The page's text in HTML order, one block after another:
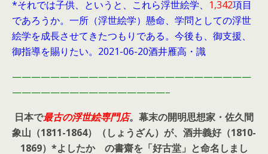
*それでは子供、というと、これら浮世絵学、 1,342項目
であろうか。一所（浮世絵学）懸命、学問としての浮世
絵学を成長させてきたつもりである。今後も、御支援、
御指導を賜りたい。2021-06-20酒井雁高・識
—————————————————————————
————————————————–
日本で最古の浮世絵専門店。幕末の開明思想家・ 佐久間
象山（1811-1864）（しょうざん）が、酒井義好（1810-
1869）*よしたか の書齋を「好古堂」と命名しまし